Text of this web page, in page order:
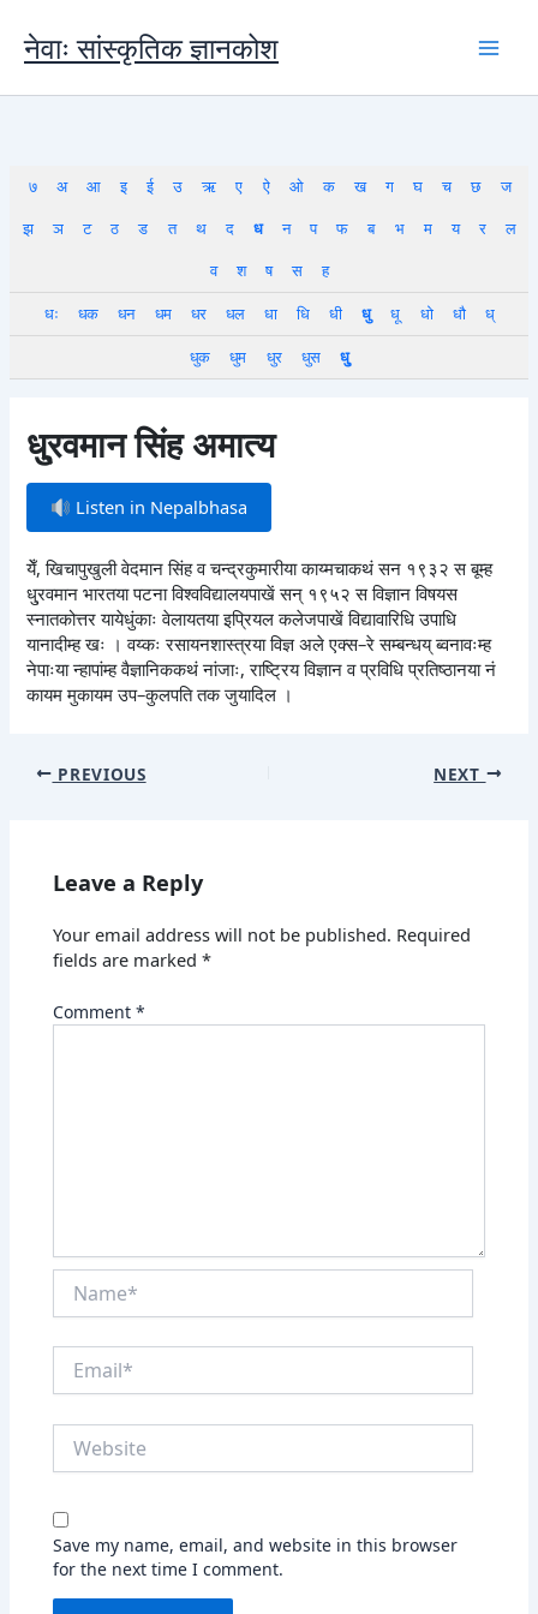
content
नेवाः सांस्कृतिक ज्ञानकोश
७ अ आ इ ई उ ऋ ए ऐ ओ क ख ग घ च छ
ज
झ
ञ ट ठ ड त थ द ध न प फ ब भ म य र
ल
व
श ष स
ह
धः
धक धन धम धर धल धा धि धी धु धू धो धौ
ध्
धुक
धुम धुर धुस धु्
धु्रवमान सिंह अमात्य
Listen in Nepalbhasa
येँ, खिचापुखुली वेदमान सिंह व चन्द्रकुमारीया काय्मचाकथं सन १९३२ स बूम्ह
धु्रवमान भारतया पटना विश्वविद्यालयपाखें सन् १९५२ स विज्ञान विषयस
स्नातकोत्तर यायेधुंकाः वेलायतया इप्रियल कलेजपाखें विद्यावारिधि उपाधि
यानादीम्ह खः । वय्कः रसायनशास्त्रया विज्ञ अले एक्स–रे सम्बन्धय् ब्वनावःम्ह
नेपाःया न्हापांम्ह वैज्ञानिककथं नांजाः, राष्ट्रिय विज्ञान व प्रविधि प्रतिष्ठानया नं
कायम मुकायम उप–कुलपति तक जुयादिल ।
PREVIOUS NEXT
Leave a Reply
Your email address will not be published. Required
fields are marked*
Comment*
Save my name, email, and website in this browser
for the next time I comment.